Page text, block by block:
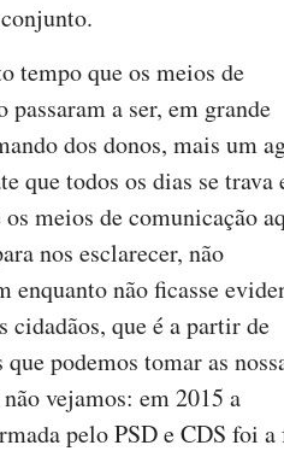
tempo que os meios de
passaram a ser, em grande
dos donos, mais um
que todos os dias se trava
os meios de comunicação
nos esclarecer, não
enquanto não ficasse
cidadãos, que é a partir de
podemos tomar as
vejamos: em 2015 a
pelo PSD e CDS foi a